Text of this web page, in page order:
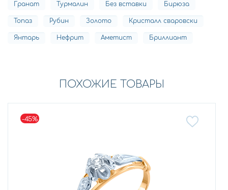
Гранат Турмалин Без вставки Бирюза
Топаз Рубин Золото Кристалл сваровски
Янтарь Нефрит Аметист Бриллиант
ПОХОЖИЕ ТОВАРЫ
-45%